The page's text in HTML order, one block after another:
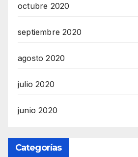
octubre 2020
septiembre 2020
agosto 2020
julio 2020
junio 2020
Categorías